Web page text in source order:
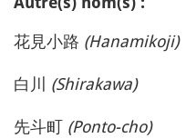
花見小路 (Hanamikoji)
白川 (Shirakawa)
先斗町 (Ponto-cho)